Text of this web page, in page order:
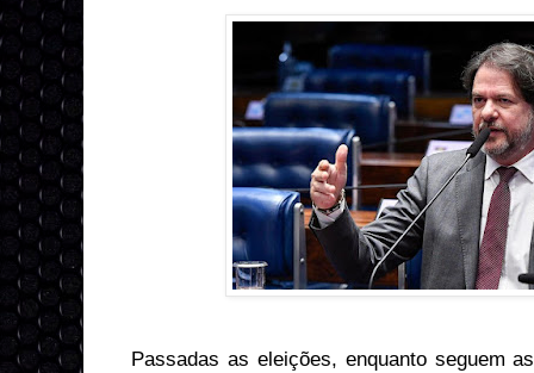
Passadas as eleições, enquanto seguem